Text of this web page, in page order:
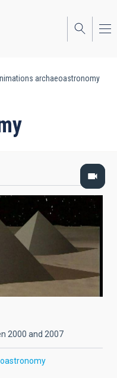
archaeoastronomy
2000 and 2007